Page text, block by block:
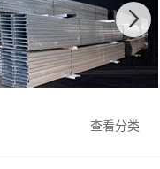
查看分类